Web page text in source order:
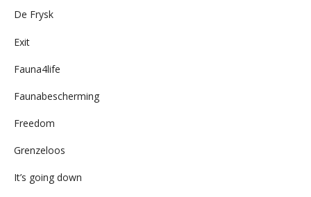
De Frysk
Exit
Fauna4life
Faunabescherming
Freedom
Grenzeloos
It’s going down